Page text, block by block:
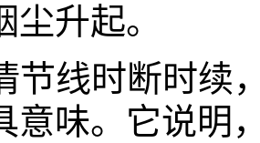
尘升起。
线时断时续
意味。它说明